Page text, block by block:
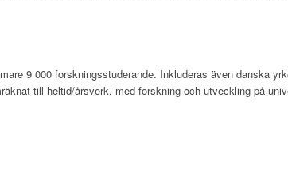
9 000 forskningsstuderande. Inkluderas även danska
till heltid/årsverk, med forskning och utveckling på